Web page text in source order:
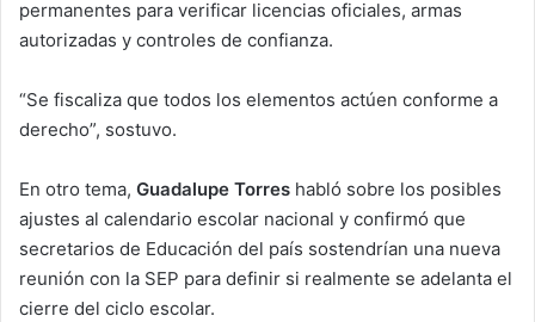
permanentes para verificar licencias oficiales, armas
autorizadas y controles de confianza.
“Se fiscaliza que todos los elementos actúen conforme a
derecho”, sostuvo.
En otro tema, Guadalupe Torres habló sobre los posibles
ajustes al calendario escolar nacional y confirmó que
secretarios de Educación del país sostendrían una nueva
reunión con la SEP para definir si realmente se adelanta el
cierre del ciclo escolar.